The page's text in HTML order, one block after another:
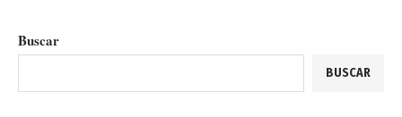
Buscar
BUSCAR